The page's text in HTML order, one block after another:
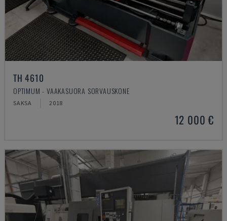
TH 4610
OPTIMUM - VAAKASUORA SORVAUSKONE
SAKSA 2018
12 000 €